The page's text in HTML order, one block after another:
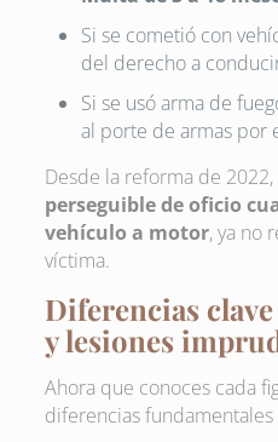
Si se cometió con
del derecho a
Si se usó arma de
al porte de armas por
Desde la reforma de
perseguible de oficio
vehículo a motor, ya no
víctima.
Diferencias
y lesiones
Ahora que conoces cada
diferencias fundamentales